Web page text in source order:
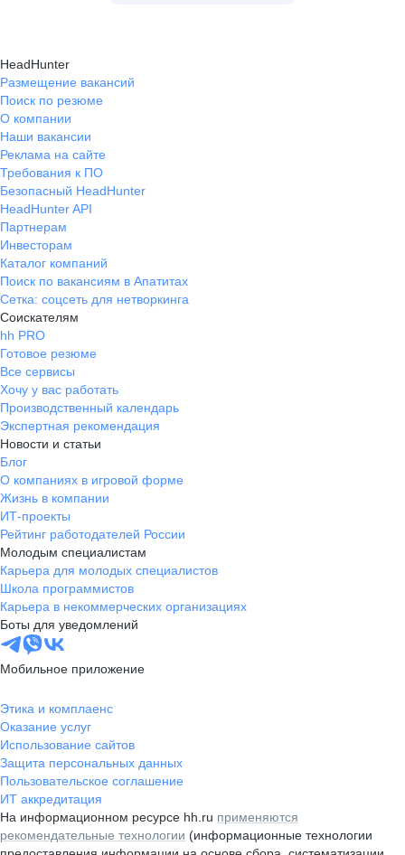
HeadHunter
Размещение вакансий
Поиск по резюме
О компании
Наши вакансии
Реклама на сайте
Требования к ПО
Безопасный HeadHunter
HeadHunter API
Партнерам
Инвесторам
Каталог компаний
Поиск по вакансиям в Апатитах
Сетка: соцсеть для нетворкинга
Соискателям
hh PRO
Готовое резюме
Все сервисы
Хочу у вас работать
Производственный календарь
Экспертная рекомендация
Новости и статьи
Блог
О компаниях в игровой форме
Жизнь в компании
ИТ-проекты
Рейтинг работодателей России
Молодым специалистам
Карьера для молодых специалистов
Школа программистов
Карьера в некоммерческих организациях
Боты для уведомлений
Мобильное приложение
Этика и комплаенс
Оказание услуг
Использование сайтов
Защита персональных данных
Пользовательское соглашение
ИТ аккредитация
На информационном ресурсе hh.ru применяются
рекомендательные технологии (информационные технологии